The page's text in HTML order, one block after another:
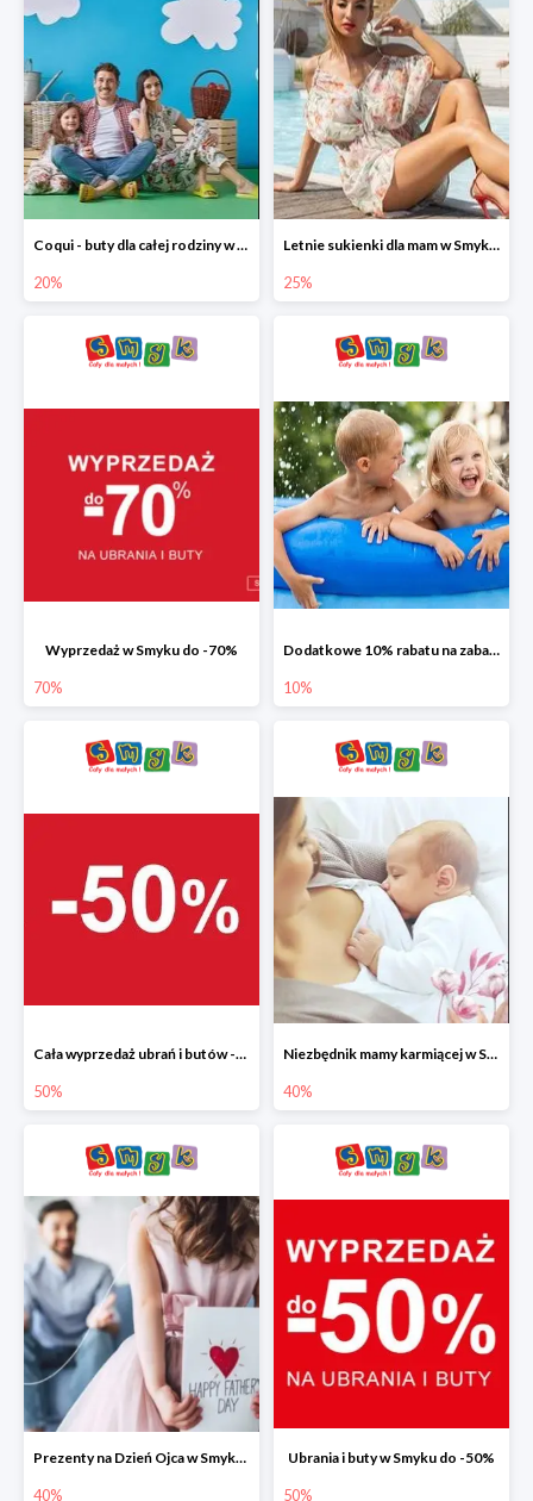
Coqui - buty dla całej rodziny w Smyku do -20%
20%
Letnie sukienki dla mam w Smyku do -25%
25%
Wyprzedaż w Smyku do -70%
70%
Dodatkowe 10% rabatu na zabawki ogrodowe i baseny
10%
Cała wyprzedaż ubrań i butów -50%
50%
Niezbędnik mamy karmiącej w Smyku do -40%
40%
Prezenty na Dzień Ojca w Smyku do -40%
40%
Ubrania i buty w Smyku do -50%
50%